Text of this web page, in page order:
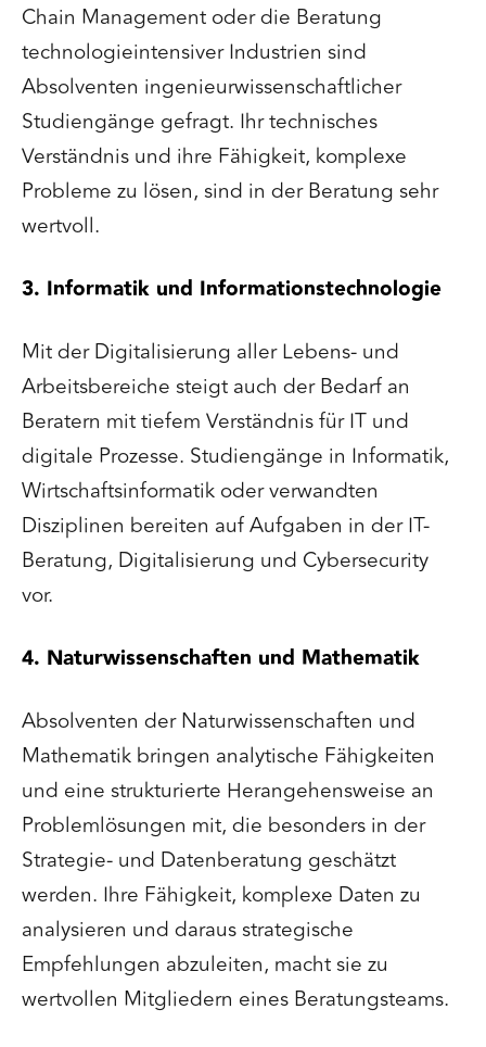
Chain Management oder die Beratung
technologieintensiver Industrien sind
Absolventen ingenieurwissenschaftlicher
Studiengänge gefragt. Ihr technisches
Verständnis und ihre Fähigkeit, komplexe
Probleme zu lösen, sind in der Beratung sehr
wertvoll.
3. Informatik und Informationstechnologie
Mit der Digitalisierung aller Lebens- und
Arbeitsbereiche steigt auch der Bedarf an
Beratern mit tiefem Verständnis für IT und
digitale Prozesse. Studiengänge in Informatik,
Wirtschaftsinformatik oder verwandten
Disziplinen bereiten auf Aufgaben in der IT-
Beratung, Digitalisierung und Cybersecurity
vor.
4. Naturwissenschaften und Mathematik
Absolventen der Naturwissenschaften und
Mathematik bringen analytische Fähigkeiten
und eine strukturierte Herangehensweise an
Problemlösungen mit, die besonders in der
Strategie- und Datenberatung geschätzt
werden. Ihre Fähigkeit, komplexe Daten zu
analysieren und daraus strategische
Empfehlungen abzuleiten, macht sie zu
wertvollen Mitgliedern eines Beratungsteams.